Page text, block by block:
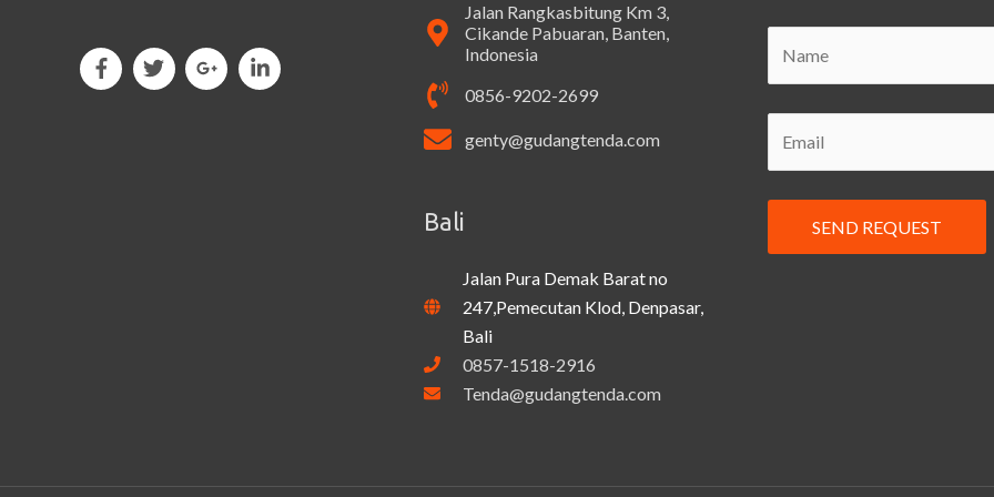
Jalan Rangkasbitung Km 3,
Cikande Pabuaran, Banten,
Indonesia
0856-9202-2699
genty@gudangtenda.com
Bali
Jalan Pura Demak Barat no
247,Pemecutan Klod, Denpasar,
Bali
0857-1518-2916
Tenda@gudangtenda.com